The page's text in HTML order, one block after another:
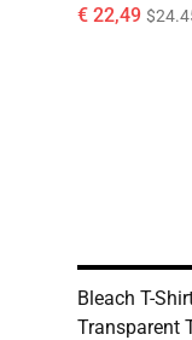
€ 22,49
Bleach T-
Transparent